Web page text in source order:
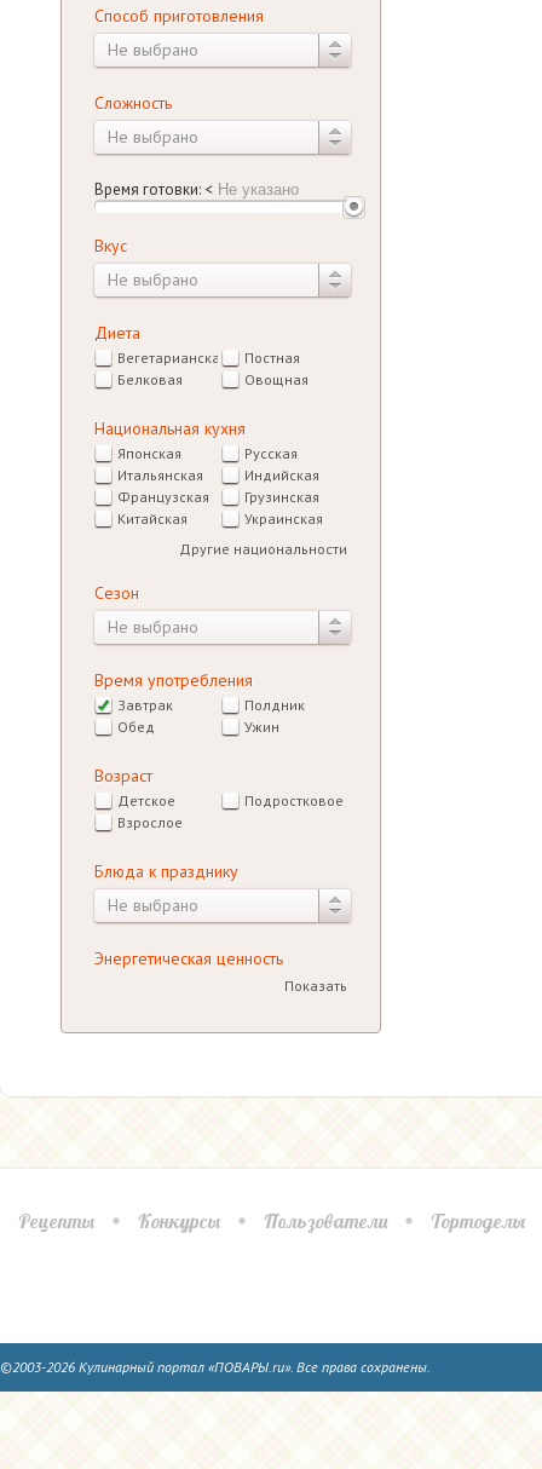
Способ приготовления
Не выбрано
Сложность
Не выбрано
Время готовки: <
Вкус
Не выбрано
Диета
Вегетарианская
Постная
Белковая
Овощная
Национальная кухня
Японская
Русская
Итальянская
Индийская
Французская
Грузинская
Китайская
Украинская
Другие национальности
Сезон
Не выбрано
Время употребления
Завтрак
Полдник
Обед
Ужин
Возраст
Детское
Подростковое
Взрослое
Блюда к празднику
Не выбрано
Энергетическая ценность
Показать
Рецепты Конкурсы Пользователи Тортоделы
©2003-2026 Кулинарный портал «ПОВАРЫ.ru». Все права сохранены.